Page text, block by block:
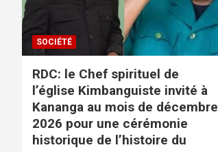
SOCIÉTÉ
RDC: le Chef spirituel de
l’église Kimbanguiste invité à
Kananga au mois de décembre
2026 pour une cérémonie
historique de l’histoire du